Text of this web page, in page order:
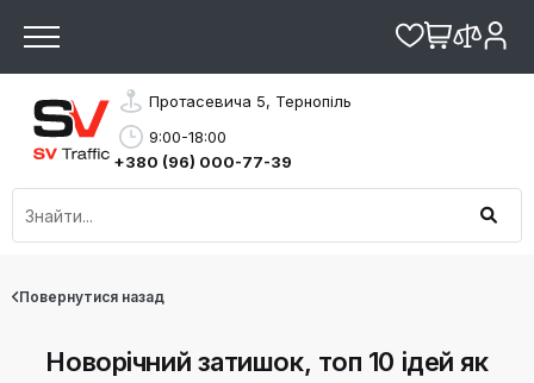
Протасевича 5, Тернопіль
9:00-18:00
+380 (96) 000-77-39
Повернутися назад
Новорічний затишок, топ 10 ідей як